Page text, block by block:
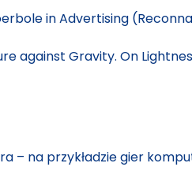
in Advertising
against Gravity. On
– na przykładzie gier